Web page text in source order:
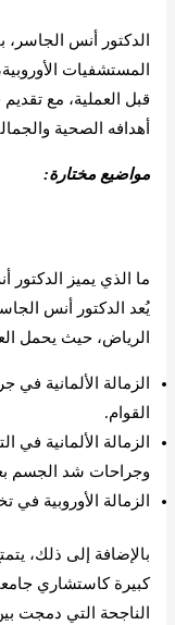
الدكتور أنس
المستشفيات
قبل العملية، مع
أهدافه الصحية
مواضيع مختارة:
ما الذي يميز
يُعد الدكتور أنس
الرياض، حيث يحمل
الزمالة الألمانية في
القوام.
الزمالة الألمانية
وجراحات شد الجسم
الزمالة الأوروبية
بالإضافة إلى ذلك،
كبيرة كاستشاري
الناجحة التي دمجت